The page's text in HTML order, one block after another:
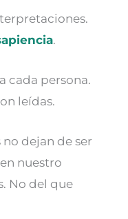
.
cada persona.
leídas.
dejan de ser
nuestro
No del que